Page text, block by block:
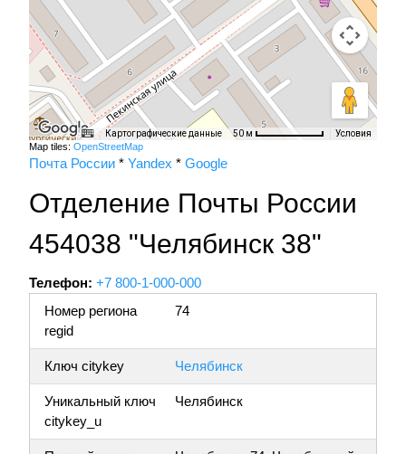
Картографические данные 50 м Условия
Map tiles: OpenStreetMap
Почта России * Yandex * Google
Отделение Почты России
454038 "Челябинск 38"
Телефон: +7 800-1-000-000
Номер региона
regid
74
Ключ citykey Челябинск
Уникальный ключ
citykey_u
Челябинск